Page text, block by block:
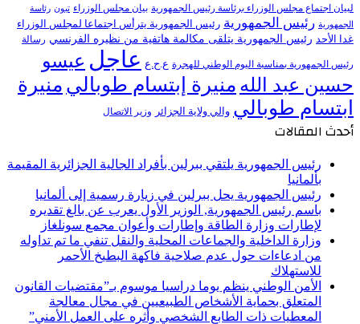
لبيان اجتماع مجلس الوزراء برئاسة رئيس الجمهورية بيان مجلس الوزراء تبون رئاسة
الجمهورية رئيس الجمهورية رئيس الجمهورية يترأس اجتماعا لمجلس الوزراء
غدا الأحد رئيس الجمهورية يتلقى مكالمة هاتفية من نظيره الفرنسي رسالة
رئيس الجمهورية بمناسبة اليوم الوطني للهجرة ع.ح.ع عاجل عيسو
حسين عبد الله منيرة إبتسام طوبالي منيرة
ابتسام طوبالي والي ولاية الجزائر وزير الاتصال
أحدث المقالات
رئيس الجمهورية يلتقي ببرلين بأفراد الجالية الجزائرية المقيمة
بألمانيا
رئيس الجمهورية يحل ببرلين في زيارة رسمية إلى ألمانيا
باسم رئيس الجمهورية, الوزير الأول يعرب عن بالغ تقديره
لإطارات وزارة الطاقة وإطارات وأعوان مجمع سونلغاز
وزارة الداخلية والجماعات المحلية والنقل تنفي ما تم تداوله
من ادعاءات حول عدم صلاحية فاكهة البطيخ الأحمر
للاستهلاك
الأمن الوطني ينظم يوما دراسيا موسوم بـ”مقتضيات القانون
المتعلق بحماية الأشخاص الطبيعيين في مجال معالجة
المعطيات ذات الطابع الشخصي وأثره على العمل الأمني”